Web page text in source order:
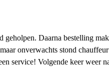
geholpen. Daarna bestelling
onverwachts stond
service! Volgende keer weer